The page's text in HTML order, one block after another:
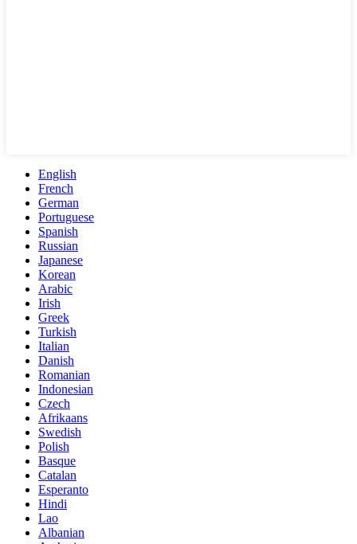
English
French
German
Portuguese
Spanish
Russian
Japanese
Korean
Arabic
Irish
Greek
Turkish
Italian
Danish
Romanian
Indonesian
Czech
Afrikaans
Swedish
Polish
Basque
Catalan
Esperanto
Hindi
Lao
Albanian